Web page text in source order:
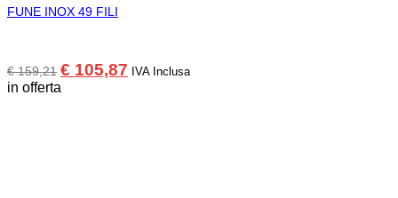
FUNE INOX 49 FILI
€159,21 Il
prezzo
€ 105,87 IlIVA Inclusa
in offerta